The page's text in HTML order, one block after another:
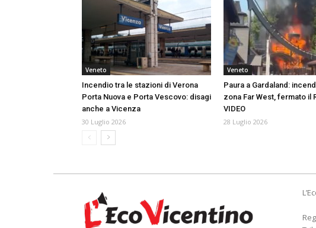
Veneto
Incendio tra le stazioni di Verona
Porta Nuova e Porta Vescovo: disagi
anche a Vicenza
30 Luglio 2026
Veneto
Paura a Gardaland:
zona Far West, fermato il
VIDEO
28 Luglio 2026